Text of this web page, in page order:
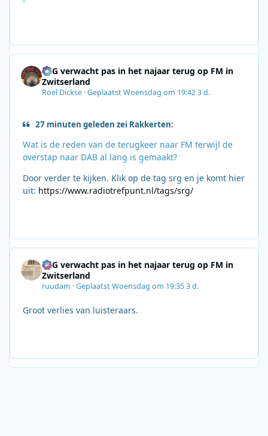
SRG verwacht pas in het najaar terug op FM in
Zwitserland
Roel Dickse ·GeplaatstWoensdag om 19:423 d.
27 minuten geleden zei Rakkerten:
Wat is de reden van de terugkeer naar FM terwijl de
overstap naar DAB al lang is gemaakt?
Door verder te kijken. Klik op de tag srg en je komt hier
uit: https://www.radiotrefpunt.nl/tags/srg/
SRG verwacht pas in het najaar terug op FM in
Zwitserland
ruudam ·GeplaatstWoensdag om 19:353 d.
Groot verlies van luisteraars.